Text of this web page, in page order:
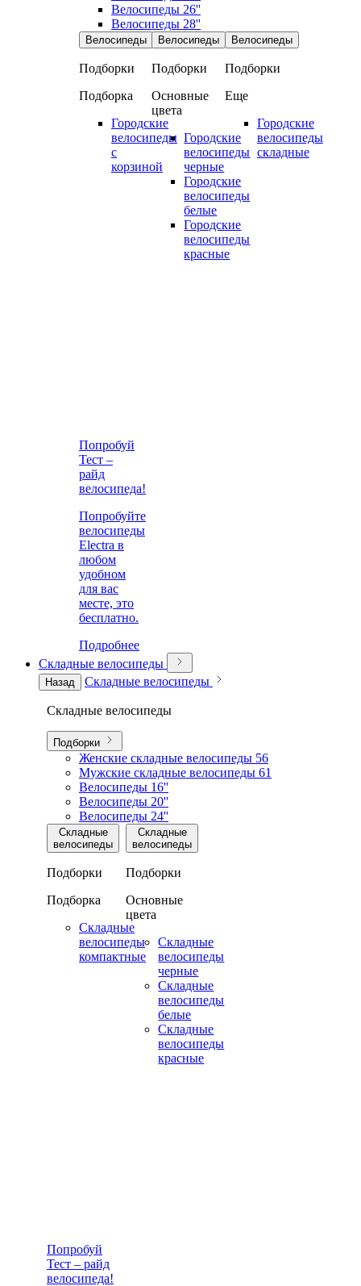
Велосипеды 26''
Велосипеды 28''
Велосипеды
Подборки
Подборка
Городские
велосипеды
с
корзиной
Велосипеды
Подборки
Основные
цвета
Городские
велосипеды
черные
Городские
велосипеды
белые
Городские
велосипеды
красные
Велосипеды
Подборки
Еще
Городские
велосипеды
складные
Попробуй
Тест –
райд
велосипеда!
Попробуйте
велосипеды
Electra в
любом
удобном
для вас
месте, это
бесплатно.
Подробнее
Складные велосипеды
Назад Складные велосипеды
Складные велосипеды
Подборки
Женские складные велосипеды 56
Мужские складные велосипеды 61
Велосипеды 16''
Велосипеды 20''
Велосипеды 24''
Складные
велосипеды
Подборки
Подборка
Складные
велосипеды
компактные
Складные
велосипеды
Подборки
Основные
цвета
Складные
велосипеды
черные
Складные
велосипеды
белые
Складные
велосипеды
красные
Попробуй
Тест – райд
велосипеда!